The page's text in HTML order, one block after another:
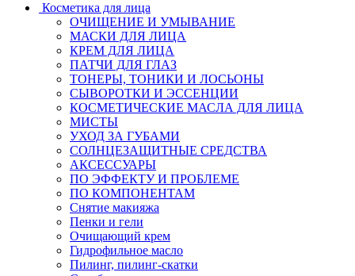
Косметика для лица
ОЧИЩЕНИЕ И УМЫВАНИЕ
МАСКИ ДЛЯ ЛИЦА
КРЕМ ДЛЯ ЛИЦА
ПАТЧИ ДЛЯ ГЛАЗ
ТОНЕРЫ, ТОНИКИ И ЛОСЬОНЫ
СЫВОРОТКИ И ЭССЕНЦИИ
КОСМЕТИЧЕСКИЕ МАСЛА ДЛЯ ЛИЦА
МИСТЫ
УХОД ЗА ГУБАМИ
СОЛНЦЕЗАЩИТНЫЕ СРЕДСТВА
АКСЕССУАРЫ
ПО ЭФФЕКТУ И ПРОБЛЕМЕ
ПО КОМПОНЕНТАМ
Снятие макияжа
Пенки и гели
Очищающий крем
Гидрофильное масло
Пилинг, пилинг-скатки